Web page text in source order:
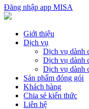
Đăng nhập app MISA
Giới thiệu
Dịch vụ
Dịch vụ dành
Dịch vụ dành
Dịch vụ dành
Sản phẩm đóng gói
Khách hàng
Chia sẻ kiến thức
Liên hệ